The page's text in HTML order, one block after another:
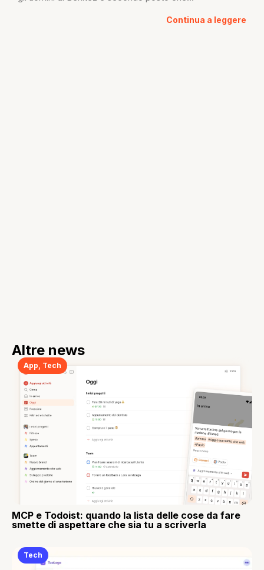
Continua a leggere
Altre news
App, Tech
MCP e Todoist: quando la lista delle cose da fare
smette di aspettare che sia tu a scriverla
Tech